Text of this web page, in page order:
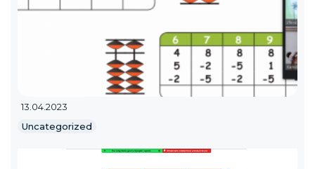
13.04.2023
Uncategorized